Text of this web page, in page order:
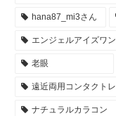
hana87_mi3さん
エンジェルアイズワ
老眼
遠近両用コンタクト
ナチュラルカラコン